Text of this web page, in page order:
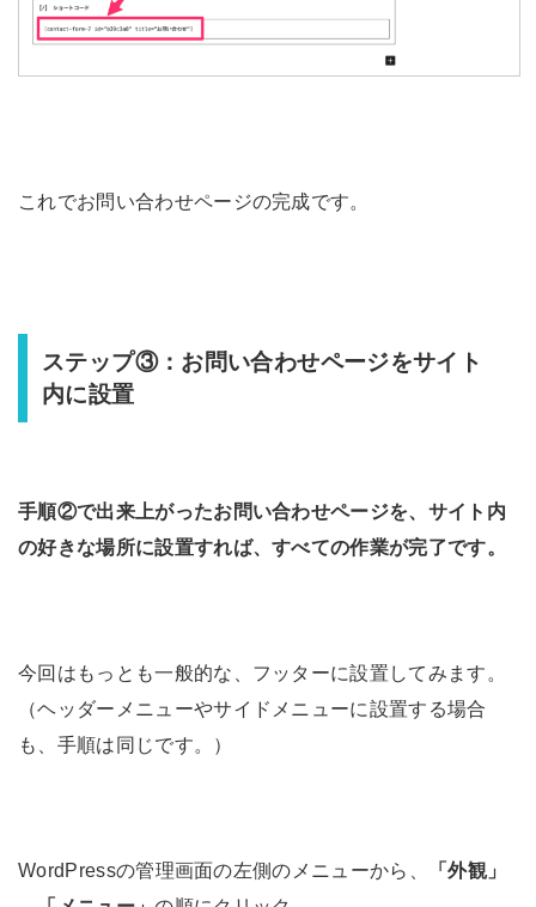
これでお問い合わせページの完成です。
ステップ③：お問い合わせページをサイト
内に設置
手順②で出来上がったお問い合わせページを、サイト内
の好きな場所に設置すれば、すべての作業が完了です。
今回はもっとも一般的な、フッターに設置してみます。
（ヘッダーメニューやサイドメニューに設置する場合
も、手順は同じです。）
WordPressの管理画面の左側のメニューから、
「外観」